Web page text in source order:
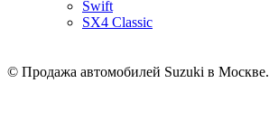
Swift
SX4 Classic
© Продажа автомобилей Suzuki в Москве.